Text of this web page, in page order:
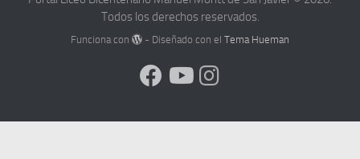
Todos los derechos reservados.
Funciona con - Diseñado con elTema Hueman